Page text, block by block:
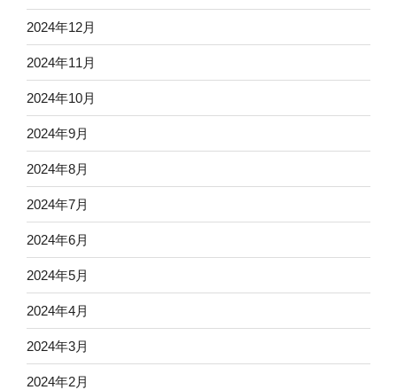
2024年12月
2024年11月
2024年10月
2024年9月
2024年8月
2024年7月
2024年6月
2024年5月
2024年4月
2024年3月
2024年2月